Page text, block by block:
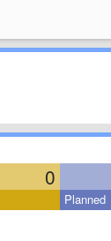
0
Planned